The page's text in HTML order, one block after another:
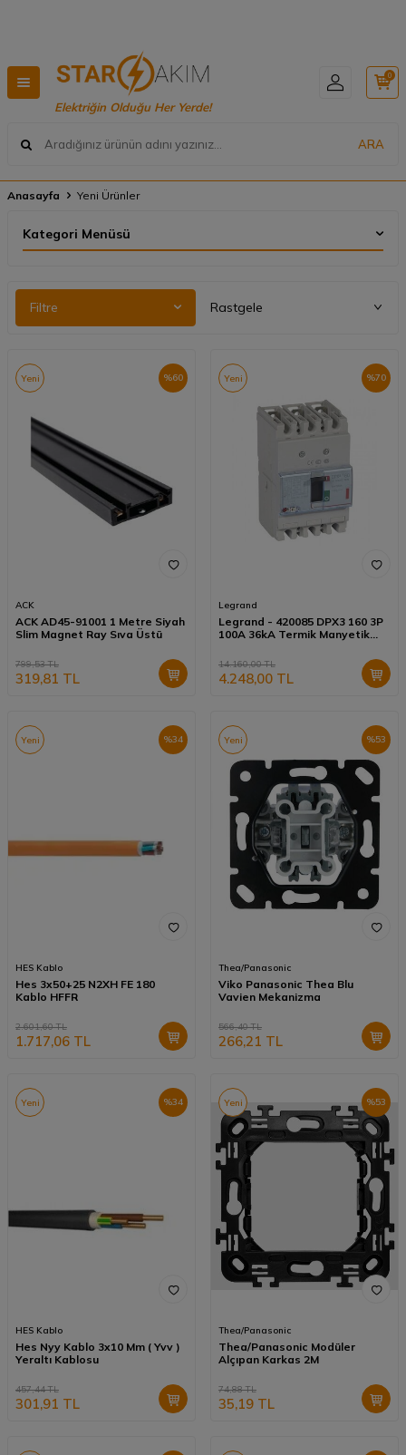
Elektriğin Olduğu Her Yerde!
ARA
0
Anasayfa Yeni Ürünler
Kategori Menüsü
Filtre
%60
Yeni
ACK
ACK AD45-91001 1 Metre Siyah
Slim Magnet Ray Sıva Üstü
799,53TL
319,81 TL
%70
Yeni
Legrand
Legrand - 420085 DPX3 160 3P
100A 36kA Termik Manyetik
14.160,00TL
4.248,00 TL
%34
Yeni
HES Kablo
Hes 3x50+25 N2XH FE 180
Kablo HFFR
2.601,60TL
1.717,06 TL
%53
Yeni
Thea/Panasonic
Viko Panasonic Thea Blu
Vavien Mekanizma
566,40TL
266,21 TL
%34
Yeni
HES Kablo
Hes Nyy Kablo 3x10 Mm ( Yvv )
Yeraltı Kablosu
457,44TL
301,91 TL
%53
Yeni
Thea/Panasonic
Thea/Panasonic Modüler
Alçıpan Karkas 2M
74,88TL
35,19 TL